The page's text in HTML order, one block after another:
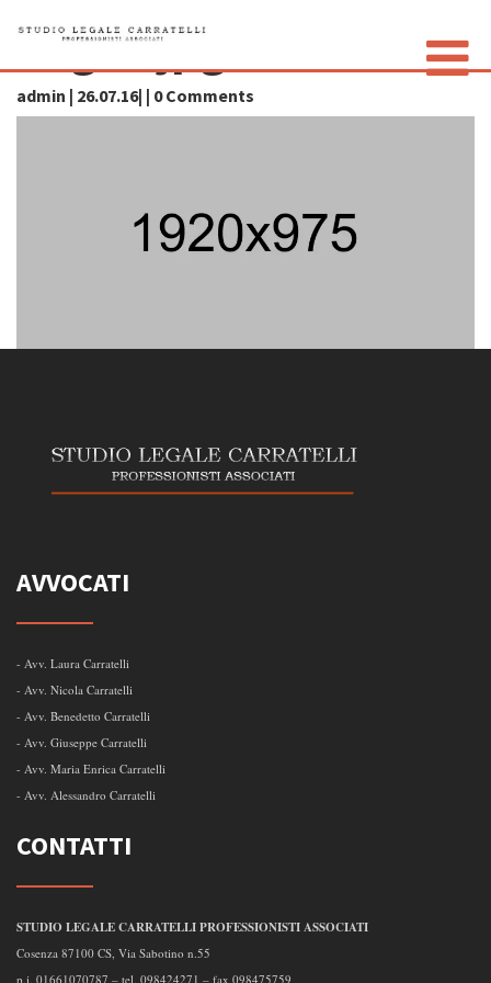
PRIVACY POLICY
img-4.jpg
admin | 26.07.16| | 0 Comments
AVVOCATI
- Avv. Laura Carratelli
- Avv. Nicola Carratelli
- Avv. Benedetto Carratelli
- Avv. Giuseppe Carratelli
- Avv. Maria Enrica Carratelli
- Avv. Alessandro Carratelli
CONTATTI
STUDIO LEGALE CARRATELLI PROFESSIONISTI ASSOCIATI
Cosenza 87100 CS, Via Sabotino n.55
p.i. 01661070787 – tel. 098424271 – fax 098475759